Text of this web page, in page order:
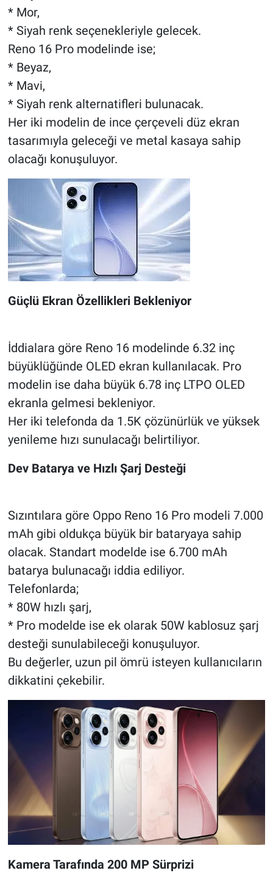
* Mor,
* Siyah renk seçenekleriyle gelecek.
Reno 16 Pro modelinde ise;
* Beyaz,
* Mavi,
* Siyah renk alternatifleri bulunacak.
Her iki modelin de ince çerçeveli düz ekran
tasarımıyla geleceği ve metal kasaya sahip
olacağı konuşuluyor.
Güçlü Ekran Özellikleri Bekleniyor
İddialara göre Reno 16 modelinde 6.32 inç
büyüklüğünde OLED ekran kullanılacak. Pro
modelin ise daha büyük 6.78 inç LTPO OLED
ekranla gelmesi bekleniyor.
Her iki telefonda da 1.5K çözünürlük ve yüksek
yenileme hızı sunulacağı belirtiliyor.
Dev Batarya ve Hızlı Şarj Desteği
Sızıntılara göre Oppo Reno 16 Pro modeli 7.000
mAh gibi oldukça büyük bir bataryaya sahip
olacak. Standart modelde ise 6.700 mAh
batarya bulunacağı iddia ediliyor.
Telefonlarda;
* 80W hızlı şarj,
* Pro modelde ise ek olarak 50W kablosuz şarj
desteği sunulabileceği konuşuluyor.
Bu değerler, uzun pil ömrü isteyen kullanıcıların
dikkatini çekebilir.
Kamera Tarafında 200 MP Sürprizi